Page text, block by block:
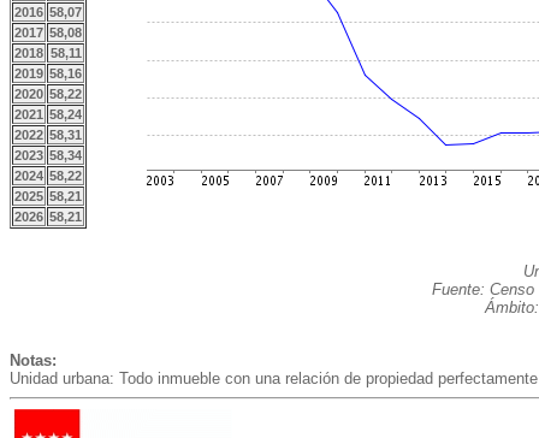
2016 58,07
2017 58,08
2018 58,11
2019 58,16
2020 58,22
2021 58,24
2022 58,31
2023 58,34
2024 58,22
2025 58,21
2026 58,21
Fuente:
Notas:
Unidad urbana: Todo inmueble con una relación de propiedad